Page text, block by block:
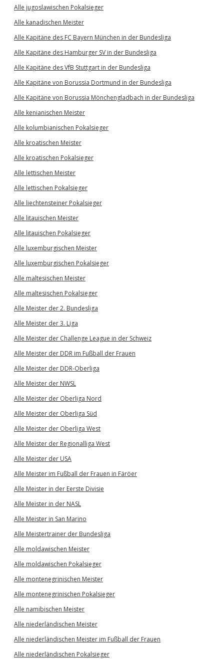
Alle jugoslawischen Pokalsieger
Alle kanadischen Meister
Alle Kapitäne des FC Bayern München in der Bundesliga
Alle Kapitäne des Hamburger SV in der Bundesliga
Alle Kapitäne des VfB Stuttgart in der Bundesliga
Alle Kapitäne von Borussia Dortmund in der Bundesliga
Alle Kapitäne von Borussia Mönchengladbach in der Bundesliga
Alle kenianischen Meister
Alle kolumbianischen Pokalsieger
Alle kroatischen Meister
Alle kroatischen Pokalsieger
Alle lettischen Meister
Alle lettischen Pokalsieger
Alle liechtensteiner Pokalsieger
Alle litauischen Meister
Alle litauischen Pokalsieger
Alle luxemburgischen Meister
Alle luxemburgischen Pokalsieger
Alle maltesischen Meister
Alle maltesischen Pokalsieger
Alle Meister der 2. Bundesliga
Alle Meister der 3. Liga
Alle Meister der Challenge League in der Schweiz
Alle Meister der DDR im Fußball der Frauen
Alle Meister der DDR-Oberliga
Alle Meister der NWSL
Alle Meister der Oberliga Nord
Alle Meister der Oberliga Süd
Alle Meister der Oberliga West
Alle Meister der Regionalliga West
Alle Meister der USA
Alle Meister im Fußball der Frauen in Färöer
Alle Meister in der Eerste Divisie
Alle Meister in der NASL
Alle Meister in San Marino
Alle Meistertrainer der Bundesliga
Alle moldawischen Meister
Alle moldawischen Pokalsieger
Alle montenegrinischen Meister
Alle montenegrinischen Pokalsieger
Alle namibischen Meister
Alle niederländischen Meister
Alle niederländischen Meister im Fußball der Frauen
Alle niederländischen Pokalsieger